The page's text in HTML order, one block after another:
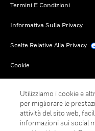
Termini E Condizioni
Informativa Sulla Privacy
Scelte Relative Alla Privacy
Cookie
Utilizziamo i cookie e
per migliorare le
attività del sito web,
informazioni sui social